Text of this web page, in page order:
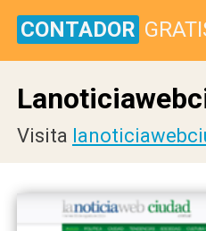
CONTADOR
Visita